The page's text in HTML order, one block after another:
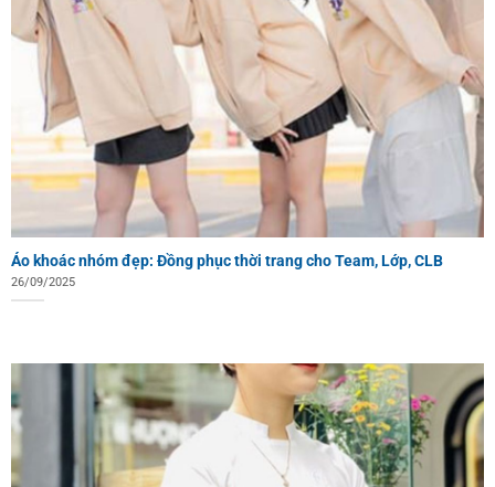
Áo khoác nhóm đẹp: Đồng phục thời trang cho Team, Lớp, CLB
26/09/2025